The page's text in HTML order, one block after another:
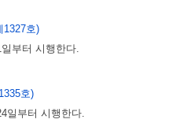
1327호)
부터 시행한다.
호)
일부터 시행한다.